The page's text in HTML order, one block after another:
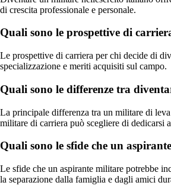
di crescita professionale e personale.
Quali sono le prospettive di
Le prospettive di carriera per chi decide di
specializzazione e meriti acquisiti sul campo.
Quali sono le differenze tra
La principale differenza tra un militare di
militare di carriera può scegliere di dedicarsi
Quali sono le sfide che un
Le sfide che un aspirante militare potrebbe
la separazione dalla famiglia e dagli amici